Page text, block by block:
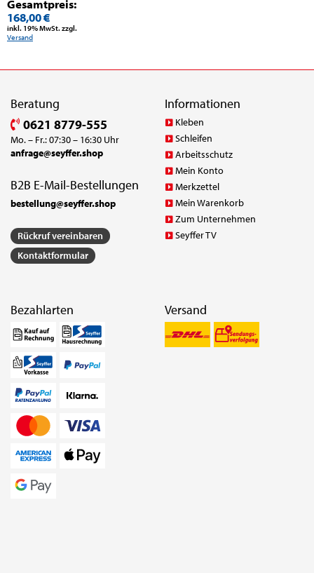
Gesamtpreis:
168,00 €
inkl. 19% MwSt. zzgl.
Versand
Beratung
0621 8779-555
Mo. – Fr.: 07:30 – 16:30 Uhr
anfrage@seyffer.shop
B2B E-Mail-Bestellungen
bestellung@seyffer.shop
Rückruf vereinbaren
Kontaktformular
Informationen
Kleben
Schleifen
Arbeitsschutz
Mein Konto
Merkzettel
Mein Warenkorb
Zum Unternehmen
Seyffer TV
Bezahlarten Versand